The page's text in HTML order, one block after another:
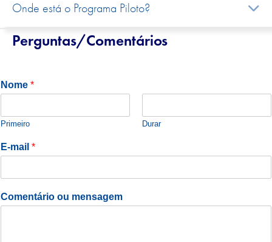
Onde está o Programa Piloto?
Perguntas/Comentários
Nome *
Primeiro Durar
E-mail *
Comentário ou mensagem